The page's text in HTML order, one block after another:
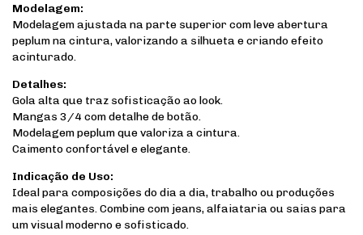
Modelagem:
Modelagem ajustada na parte superior com leve abertura
peplum na cintura, valorizando a silhueta e criando efeito
acinturado.
Detalhes:
Gola alta que traz sofisticação ao look.
Mangas 3/4 com detalhe de botão.
Modelagem peplum que valoriza a cintura.
Caimento confortável e elegante.
Indicação de Uso:
Ideal para composições do dia a dia, trabalho ou produções
mais elegantes. Combine com jeans, alfaiataria ou saias para
um visual moderno e sofisticado.